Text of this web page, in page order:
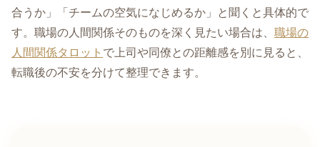
合うか」「チームの空気になじめるか」と聞くと具体的で
す。職場の人間関係そのものを深く見たい場合は、 職場の
人間関係タロット で上司や同僚との距離感を別に見ると、
転職後の不安を分けて整理できます。